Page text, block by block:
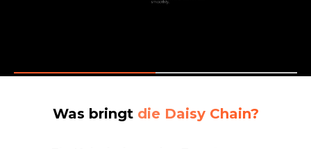
Was bringt die Daisy Chain?